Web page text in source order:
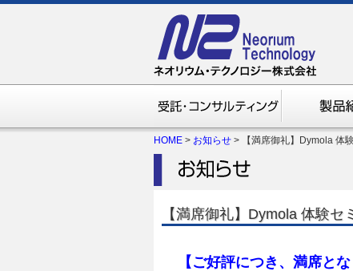
HOME > お知らせ > 【満席御礼】Dymola
【満席御礼】Dymola 体験
【ご好評につき、満席とな